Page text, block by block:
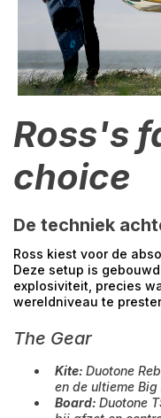
Ross's
choice
De techniek
Ross kiest voor de
Deze setup is
explosiviteit, precies
wereldniveau te
The Gear
Kite: Duotone
en de ultieme
Board: Duotone